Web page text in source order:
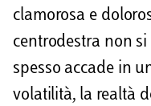
clamorosa e
centrodestra non
spesso accade in
volatilità, la realtà